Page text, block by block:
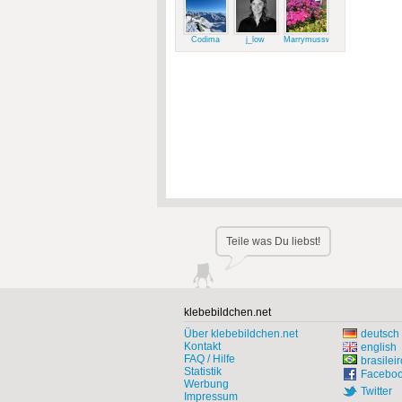
Codima j_low Marrymussweg
Teile was Du liebst!
klebebildchen.net
Über klebebildchen.net
Kontakt
FAQ / Hilfe
Statistik
Werbung
Impressum
deutsch
english
Twitter